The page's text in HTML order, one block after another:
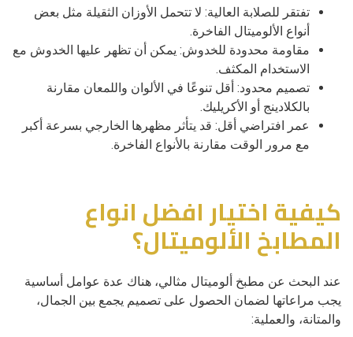
تفتقر للصلابة العالية: لا تتحمل الأوزان الثقيلة مثل بعض
أنواع الألوميتال الفاخرة.
مقاومة محدودة للخدوش: يمكن أن تظهر عليها الخدوش مع
الاستخدام المكثف.
تصميم محدود: أقل تنوعًا في الألوان واللمعان مقارنة
بالكلادينج أو الأكريليك.
عمر افتراضي أقل: قد يتأثر مظهرها الخارجي بسرعة أكبر
مع مرور الوقت مقارنة بالأنواع الفاخرة.
كيفية اختيار افضل انواع
المطابخ الألوميتال؟
عند البحث عن مطبخ ألوميتال مثالي، هناك عدة عوامل أساسية
يجب مراعاتها لضمان الحصول على تصميم يجمع بين الجمال،
والمتانة، والعملية: